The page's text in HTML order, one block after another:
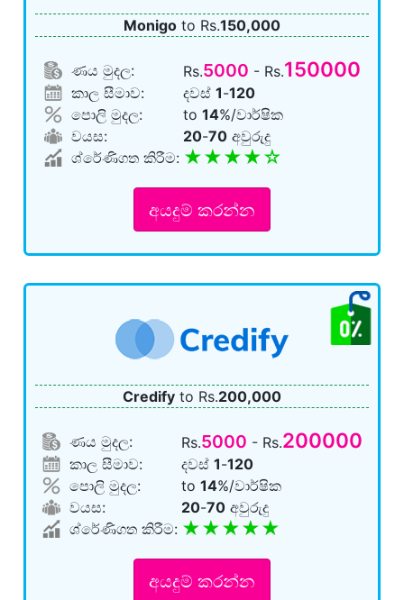
Monigo to Rs.150,000
ණය මුදල: Rs.5000 - Rs.150000
කාල සීමාව: දවස් 1-120
පොලි මුදල:
to 14%/වාර්ෂික
වයස:
20-70අවුරුදු
ශ්රේණිගත කිරීම: ★★★★☆
අයදුම් කරන්න
Credify to Rs.200,000
ණය මුදල: Rs.5000 - Rs.200000
කාල සීමාව: දවස් 1-120
පොලි මුදල:
to 14%/වාර්ෂික
වයස:
20-70අවුරුදු
ශ්රේණිගත කිරීම: ★★★★★
අයදුම් කරන්න